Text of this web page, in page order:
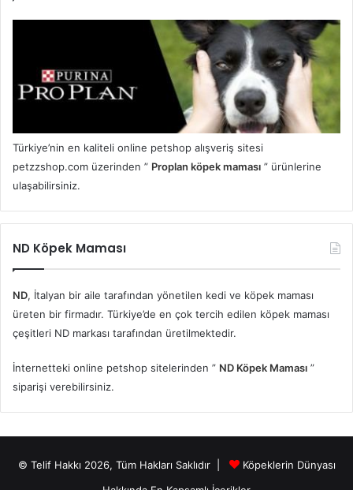
Türkiye’nin en kaliteli online petshop alışveriş sitesi
petzzshop.com üzerinden ” Proplan köpek maması ” ürünlerine
ulaşabilirsiniz.
ND Köpek Maması
ND, İtalyan bir aile tarafından yönetilen kedi ve köpek maması
üreten bir firmadır. Türkiye’de en çok tercih edilen köpek maması
çeşitleri ND markası tarafından üretilmektedir.
İnternetteki online petshop sitelerinden ” ND Köpek Maması ”
siparişi verebilirsiniz.
© Telif Hakkı 2026, Tüm Hakları Saklıdır |
Köpeklerin Dünyası